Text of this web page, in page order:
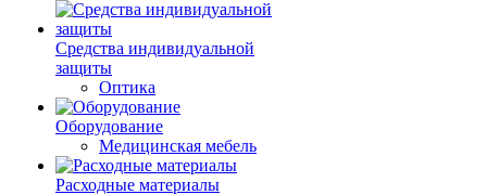
Средства индивидуальной
защиты
Оптика
Оборудование
Медицинская мебель
Расходные материалы